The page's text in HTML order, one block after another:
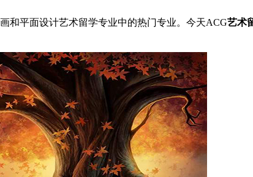
和平面设计艺术留学专业中的热门专业。今天ACG艺术